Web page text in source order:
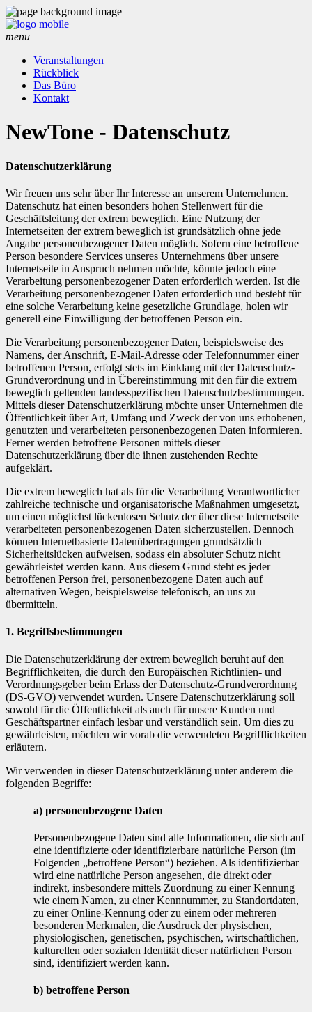
menu
Veranstaltungen
Rückblick
Das Büro
Kontakt
NewTone - Datenschutz
Datenschutzerklärung
Wir freuen uns sehr über Ihr Interesse an unserem Unternehmen.
Datenschutz hat einen besonders hohen Stellenwert für die
Geschäftsleitung der extrem beweglich. Eine Nutzung der
Internetseiten der extrem beweglich ist grundsätzlich ohne jede
Angabe personenbezogener Daten möglich. Sofern eine betroffene
Person besondere Services unseres Unternehmens über unsere
Internetseite in Anspruch nehmen möchte, könnte jedoch eine
Verarbeitung personenbezogener Daten erforderlich werden. Ist die
Verarbeitung personenbezogener Daten erforderlich und besteht für
eine solche Verarbeitung keine gesetzliche Grundlage, holen wir
generell eine Einwilligung der betroffenen Person ein.
Die Verarbeitung personenbezogener Daten, beispielsweise des
Namens, der Anschrift, E-Mail-Adresse oder Telefonnummer einer
betroffenen Person, erfolgt stets im Einklang mit der Datenschutz-
Grundverordnung und in Übereinstimmung mit den für die extrem
beweglich geltenden landesspezifischen Datenschutzbestimmungen.
Mittels dieser Datenschutzerklärung möchte unser Unternehmen die
Öffentlichkeit über Art, Umfang und Zweck der von uns erhobenen,
genutzten und verarbeiteten personenbezogenen Daten informieren.
Ferner werden betroffene Personen mittels dieser
Datenschutzerklärung über die ihnen zustehenden Rechte
aufgeklärt.
Die extrem beweglich hat als für die Verarbeitung Verantwortlicher
zahlreiche technische und organisatorische Maßnahmen umgesetzt,
um einen möglichst lückenlosen Schutz der über diese Internetseite
verarbeiteten personenbezogenen Daten sicherzustellen. Dennoch
können Internetbasierte Datenübertragungen grundsätzlich
Sicherheitslücken aufweisen, sodass ein absoluter Schutz nicht
gewährleistet werden kann. Aus diesem Grund steht es jeder
betroffenen Person frei, personenbezogene Daten auch auf
alternativen Wegen, beispielsweise telefonisch, an uns zu
übermitteln.
1. Begriffsbestimmungen
Die Datenschutzerklärung der extrem beweglich beruht auf den
Begrifflichkeiten, die durch den Europäischen Richtlinien- und
Verordnungsgeber beim Erlass der Datenschutz-Grundverordnung
(DS-GVO) verwendet wurden. Unsere Datenschutzerklärung soll
sowohl für die Öffentlichkeit als auch für unsere Kunden und
Geschäftspartner einfach lesbar und verständlich sein. Um dies zu
gewährleisten, möchten wir vorab die verwendeten Begrifflichkeiten
erläutern.
Wir verwenden in dieser Datenschutzerklärung unter anderem die
folgenden Begriffe:
a) personenbezogene Daten
Personenbezogene Daten sind alle Informationen, die sich auf
eine identifizierte oder identifizierbare natürliche Person (im
Folgenden „betroffene Person“) beziehen. Als identifizierbar
wird eine natürliche Person angesehen, die direkt oder
indirekt, insbesondere mittels Zuordnung zu einer Kennung
wie einem Namen, zu einer Kennnummer, zu Standortdaten,
zu einer Online-Kennung oder zu einem oder mehreren
besonderen Merkmalen, die Ausdruck der physischen,
physiologischen, genetischen, psychischen, wirtschaftlichen,
kulturellen oder sozialen Identität dieser natürlichen Person
sind, identifiziert werden kann.
b) betroffene Person